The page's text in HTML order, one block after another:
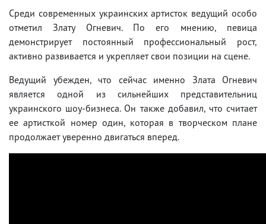
Среди современных украинских артисток ведущий особо
отметил Злату Огневич. По его мнению, певица
демонстрирует постоянный профессиональный рост,
активно развивается и укрепляет свои позиции на сцене.
Ведущий убежден, что сейчас именно Злата Огневич
является одной из сильнейших представительниц
украинского шоу-бизнеса. Он также добавил, что считает
ее артисткой номер один, которая в творческом плане
продолжает уверенно двигаться вперед.